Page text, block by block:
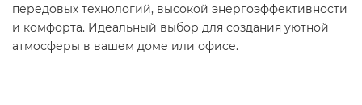
передовых технологий, высокой энергоэффективности
и комфорта. Идеальный выбор для создания уютной
атмосферы в вашем доме или офисе.